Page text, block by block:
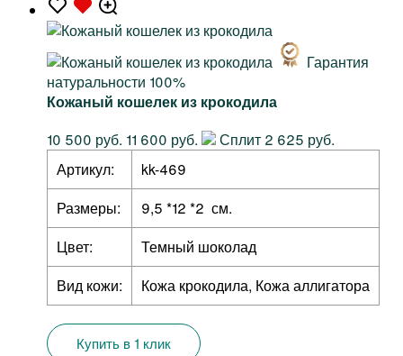
Гарантия
натуральности 100%
Кожаный кошелек из крокодила
10 500 руб. 11 600 руб.
Сплит 2 625 руб.
Артикул:
kk-469
Размеры:
9,5 *12 *2 см.
Цвет:
Темный шоколад
Вид кожи:
Кожа крокодила, Кожа аллигатора
Купить в 1 клик